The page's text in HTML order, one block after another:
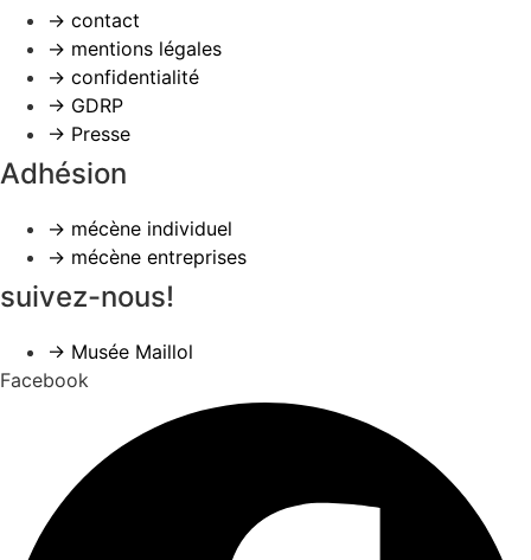
→ contact
→ mentions légales
→ confidentialité
→ GDRP
→ Presse
Adhésion
→ mécène individuel
→ mécène entreprises
suivez-nous!
→ Musée Maillol
Facebook